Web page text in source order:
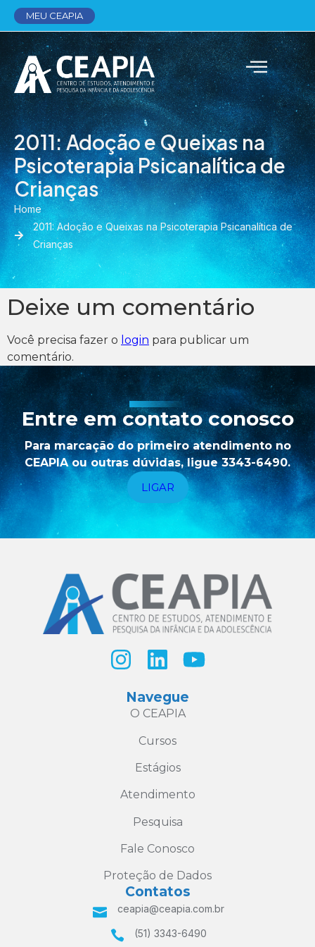
MEU CEAPIA
2011: Adoção e Queixas na
Psicoterapia Psicanalítica de
Crianças
Home
2011: Adoção e Queixas na Psicoterapia Psicanalítica de
Crianças
Deixe um comentário
Você precisa fazer o login para publicar um
comentário.
Entre em contato conosco
Para marcação do primeiro atendimento no
CEAPIA ou outras dúvidas, ligue 3343-6490.
LIGAR
Navegue
O CEAPIA
Cursos
Estágios
Atendimento
Pesquisa
Fale Conosco
Proteção de Dados
Contatos
ceapia@ceapia.com.br
(51) 3343-6490